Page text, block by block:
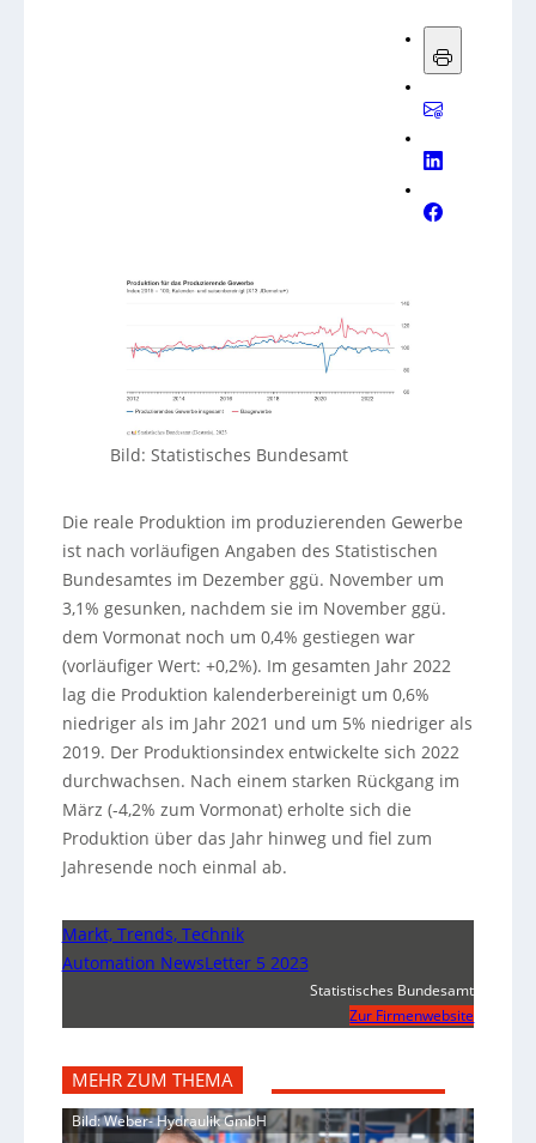
Bild: Statistisches Bundesamt
Die reale Produktion im produzierenden Gewerbe
ist nach vorläufigen Angaben des Statistischen
Bundesamtes im Dezember ggü. November um
3,1% gesunken, nachdem sie im November ggü.
dem Vormonat noch um 0,4% gestiegen war
(vorläufiger Wert: +0,2%). Im gesamten Jahr 2022
lag die Produktion kalenderbereinigt um 0,6%
niedriger als im Jahr 2021 und um 5% niedriger als
2019. Der Produktionsindex entwickelte sich 2022
durchwachsen. Nach einem starken Rückgang im
März (-4,2% zum Vormonat) erholte sich die
Produktion über das Jahr hinweg und fiel zum
Jahresende noch einmal ab.
Markt, Trends, Technik
Automation NewsLetter 5 2023
Statistisches Bundesamt
Zur Firmenwebsite
MEHR ZUM THEMA
Bild: Weber- Hydraulik GmbH